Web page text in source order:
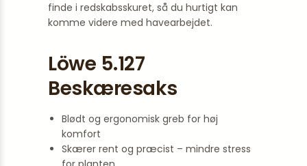
finde i redskabsskuret, så du hurtigt kan
komme videre med havearbejdet.
Löwe 5.127
Beskæresaks
Blødt og ergonomisk greb for høj
komfort
Skærer rent og præcist – mindre stress